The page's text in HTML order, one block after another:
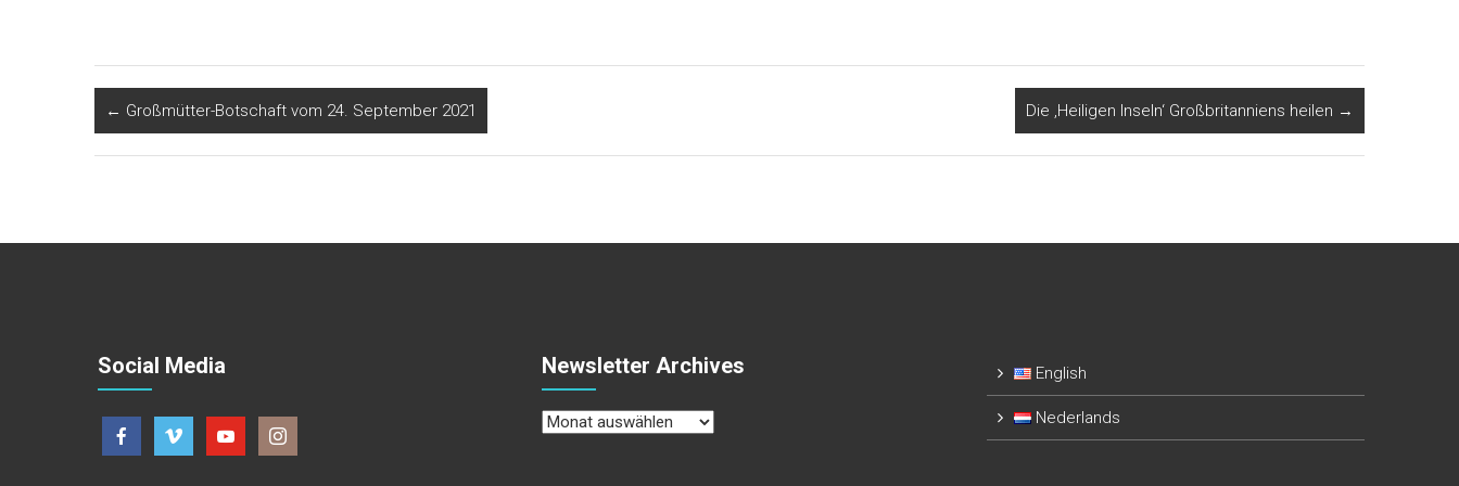
← Großmütter-Botschaft vom 24. September 2021 Die ‚Heiligen Inseln‘ Großbritanniens heilen →
Social Media Newsletter Archives
Newsletter
English
Nederlands